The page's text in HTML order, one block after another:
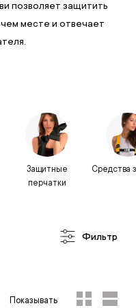
позволяет защитить
месте и отвечает
Защитные
перчатки
Средства
Фильтр
Показывать